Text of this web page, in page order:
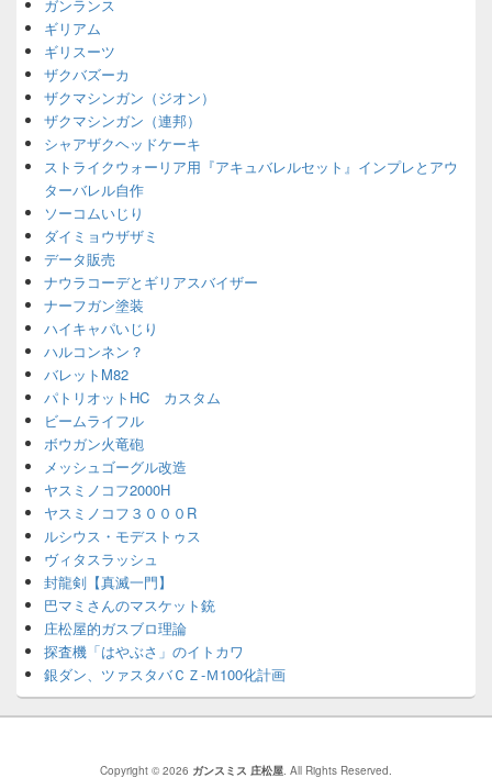
ガンランス
ギリアム
ギリスーツ
ザクバズーカ
ザクマシンガン（ジオン）
ザクマシンガン（連邦）
シャアザクヘッドケーキ
ストライクウォーリア用『アキュバレルセット』インプレとアウ
ターバレル自作
ソーコムいじり
ダイミョウザザミ
データ販売
ナウラコーデとギリアスバイザー
ナーフガン塗装
ハイキャパいじり
ハルコンネン？
バレットM82
パトリオットHC カスタム
ビームライフル
ボウガン火竜砲
メッシュゴーグル改造
ヤスミノコフ2000H
ヤスミノコフ３０００R
ルシウス・モデストゥス
ヴィタスラッシュ
封龍剣【真滅一門】
巴マミさんのマスケット銃
庄松屋的ガスブロ理論
探査機「はやぶさ」のイトカワ
銀ダン、ツァスタバＣＺ-Ｍ100化計画
Copyright © 2026 ガンスミス 庄松屋. All Rights Reserved.